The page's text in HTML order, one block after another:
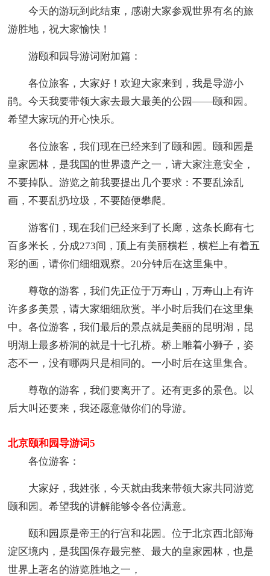
今天的游玩到此结束，感谢大家参观世界有名的旅
游胜地，祝大家愉快！
游颐和园导游词附加篇：
各位旅客，大家好！欢迎大家来到，我是导游小
鹃。今天我要带领大家去最大最美的公园——颐和园。
希望大家玩的开心快乐。
各位旅客，我们现在已经来到了颐和园。颐和园是
皇家园林，是我国的世界遗产之一，请大家注意安全，
不要掉队。游览之前我要提出几个要求：不要乱涂乱
画，不要乱扔垃圾，不要随便攀爬。
游客们，现在我们已经来到了长廊，这条长廊有七
百多米长，分成273间，顶上有美丽横栏，横栏上有着五
彩的画，请你们细细观察。20分钟后在这里集中。
尊敬的游客，我们先正位于万寿山，万寿山上有许
许多多美景，请大家细细欣赏。半小时后我们在这里集
中。各位游客，我们最后的景点就是美丽的昆明湖，昆
明湖上最多桥洞的就是十七孔桥。桥上雕着小狮子，姿
态不一，没有哪两只是相同的。一小时后在这里集合。
尊敬的游客，我们要离开了。还有更多的景色。以
后大叫还要来，我还愿意做你们的导游。
北京颐和园导游词5
各位游客：
大家好，我姓张，今天就由我来带领大家共同游览
颐和园。希望我的讲解能够令各位满意。
颐和园原是帝王的行宫和花园。位于北京西北部海
淀区境内，是我国保存最完整、最大的皇家园林，也是
世界上著名的游览胜地之一，